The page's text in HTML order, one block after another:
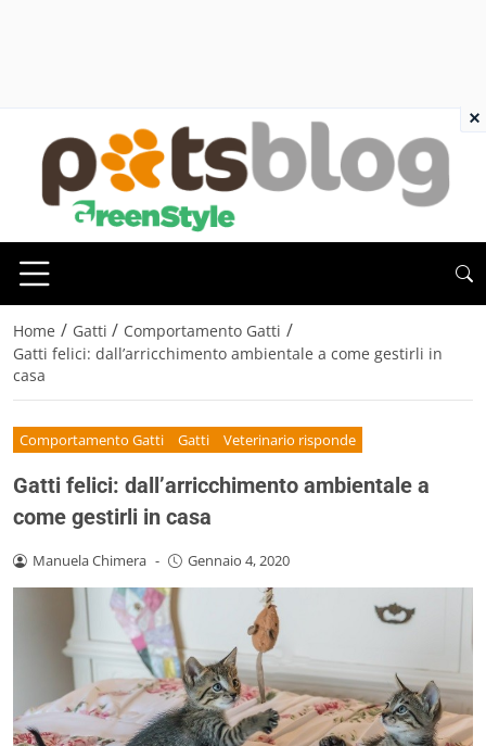
Home / Gatti / Comportamento Gatti /
Gatti felici: dall’arricchimento ambientale a come gestirli in
casa
Comportamento Gatti Gatti Veterinario risponde
Gatti felici: dall’arricchimento ambientale a
come gestirli in casa
Manuela Chimera - Gennaio 4, 2020
×